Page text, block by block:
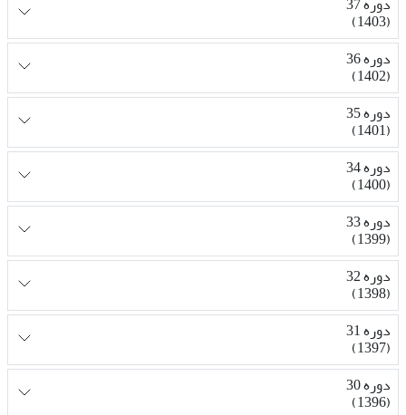
(1403)
دوره 36
(1402)
دوره 35
(1401)
دوره 34
(1400)
دوره 33
(1399)
دوره 32
(1398)
دوره 31
(1397)
دوره 30
(1396)